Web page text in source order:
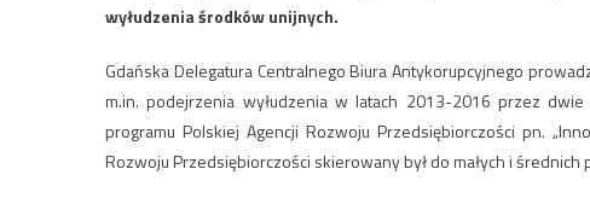
wyłudzenia środków unijnych.
Gdańska Delegatura Centralnego Biura Antykorupcyjnego
m.in. podejrzenia wyłudzenia w latach 2013-2016 przez
programu Polskiej Agencji Rozwoju Przedsiębiorczości pn.
Rozwoju Przedsiębiorczości skierowany był do małych i